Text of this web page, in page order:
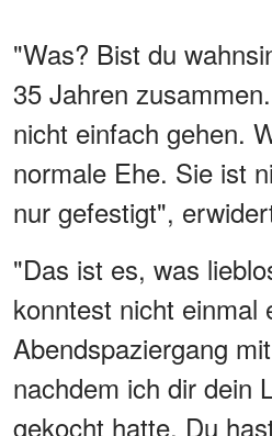
"Was? Bist du
35 Jahren
nicht einfach gehen.
normale Ehe. Sie ist
nur gefestigt",
"Das ist es, was
konntest nicht einmal
Abendspaziergang
nachdem ich dir dein
gekocht hatte. Du